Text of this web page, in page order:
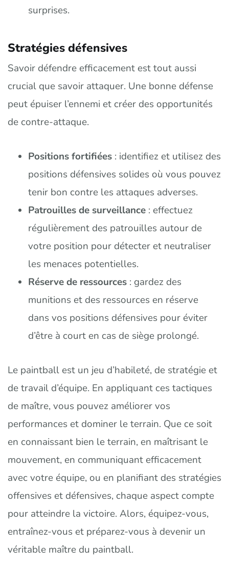
surprises.
Stratégies défensives
Savoir défendre efficacement est tout aussi
crucial que savoir attaquer. Une bonne défense
peut épuiser l’ennemi et créer des opportunités
de contre-attaque.
Positions fortifiées : identifiez et utilisez des
positions défensives solides où vous pouvez
tenir bon contre les attaques adverses.
Patrouilles de surveillance : effectuez
régulièrement des patrouilles autour de
votre position pour détecter et neutraliser
les menaces potentielles.
Réserve de ressources : gardez des
munitions et des ressources en réserve
dans vos positions défensives pour éviter
d’être à court en cas de siège prolongé.
Le paintball est un jeu d’habileté, de stratégie et
de travail d’équipe. En appliquant ces tactiques
de maître, vous pouvez améliorer vos
performances et dominer le terrain. Que ce soit
en connaissant bien le terrain, en maîtrisant le
mouvement, en communiquant efficacement
avec votre équipe, ou en planifiant des stratégies
offensives et défensives, chaque aspect compte
pour atteindre la victoire. Alors, équipez-vous,
entraînez-vous et préparez-vous à devenir un
véritable maître du paintball.